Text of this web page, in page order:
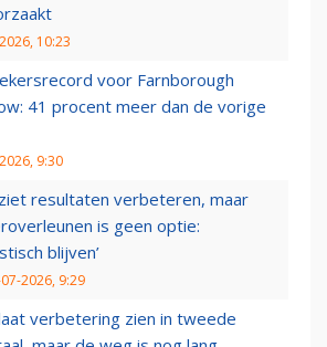
10:23
voor Farnborough
41 procent meer dan de vorige
9:30
resultaten verbeteren, maar
is geen optie:
blijven’
2026, 9:29
verbetering zien in tweede